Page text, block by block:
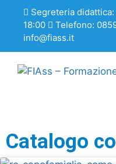
Segreteria
18:00
Telefono:
info@fiass.it
Catalogo